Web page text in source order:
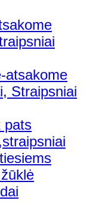
atsakome
Straipsniai
pats